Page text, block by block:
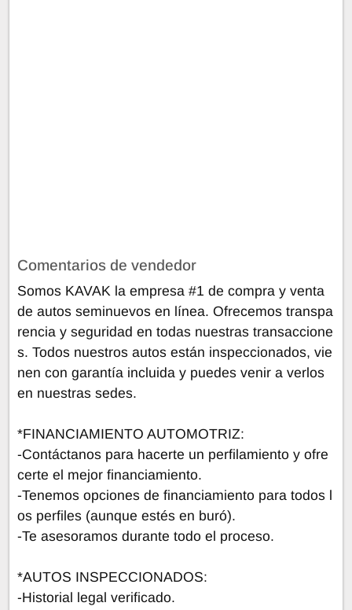
Comentarios de vendedor
Somos KAVAK la empresa #1 de compra y venta
de autos seminuevos en línea. Ofrecemos transpa
rencia y seguridad en todas nuestras transaccione
s. Todos nuestros autos están inspeccionados, vie
nen con garantía incluida y puedes venir a verlos
en nuestras sedes.
*FINANCIAMIENTO AUTOMOTRIZ:
-Contáctanos para hacerte un perfilamiento y ofre
certe el mejor financiamiento.
-Tenemos opciones de financiamiento para todos l
os perfiles (aunque estés en buró).
-Te asesoramos durante todo el proceso.
*AUTOS INSPECCIONADOS:
-Historial legal verificado.